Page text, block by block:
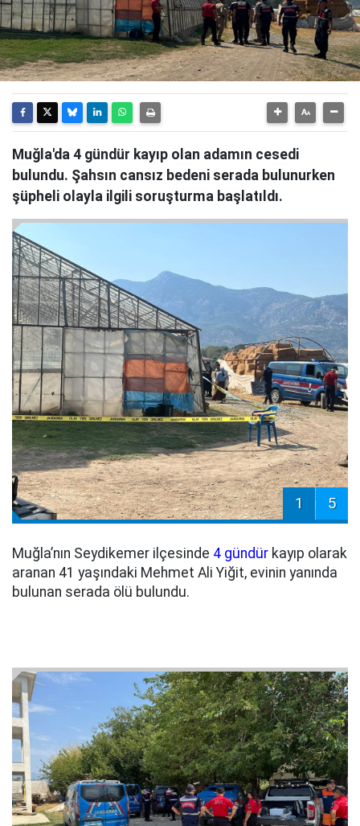
Muğla'da 4 gündür kayıp olan adamın cesedi
bulundu. Şahsın cansız bedeni serada bulunurken
şüpheli olayla ilgili soruşturma başlatıldı.
1 5
Muğla’nın Seydikemer ilçesinde 4 gündür kayıp olarak
aranan 41 yaşındaki Mehmet Ali Yiğit, evinin yanında
bulunan serada ölü bulundu.